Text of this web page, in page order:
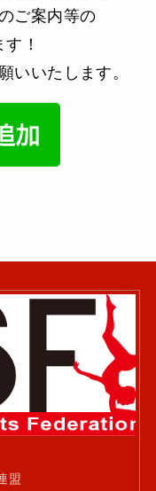
ご案内等の
！
いいたします。
盟